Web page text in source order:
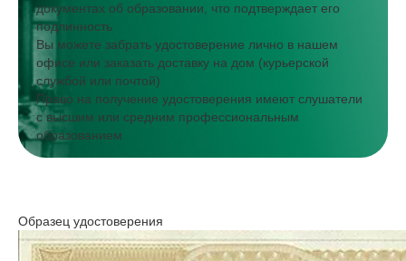
документах об образовании, что подтверждает его
подлинность
Вы можете забрать удостоверение лично в нашем
офисе или заказать доставку на дом (курьерской
службой или почтой)
Право на получение удостоверения имеют слушатели
с высшим или средним профессиональным
образованием
Образец удостоверения